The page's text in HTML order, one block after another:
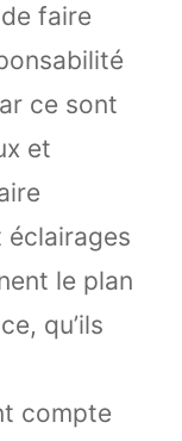
faire
ce sont
et
le plan
qu’ils
compte